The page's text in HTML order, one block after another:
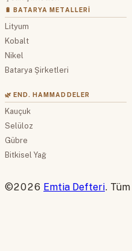
🔋 BATARYA METALLERI
Lityum
Kobalt
Nikel
Batarya Şirketleri
🌿 END. HAMMADDELER
Kauçuk
Selüloz
Gübre
Bitkisel Yağ
©2026 Emtia Defteri. Tüm